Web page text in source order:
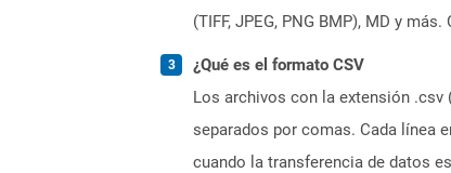
(TIFF, JPEG, PNG BMP), MD y
¿Qué es el formato CSV
Los archivos con la extensión
separados por comas. Cada línea
cuando la transferencia de datos